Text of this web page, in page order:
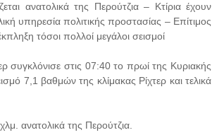
ανατολικά της Περούτζια – Κτίρια έχουν
υπηρεσία πολιτικής προστασίας – Επίτιμος
τόσοι πολλοί μεγάλοι σεισμοί
συγκλόνισε στις 07:40 το πρωί της Κυριακής
7,1 βαθμών της κλίμακας Ρίχτερ και τελικά
ανατολικά της Περούτζια.